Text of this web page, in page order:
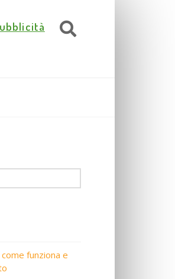
funziona e